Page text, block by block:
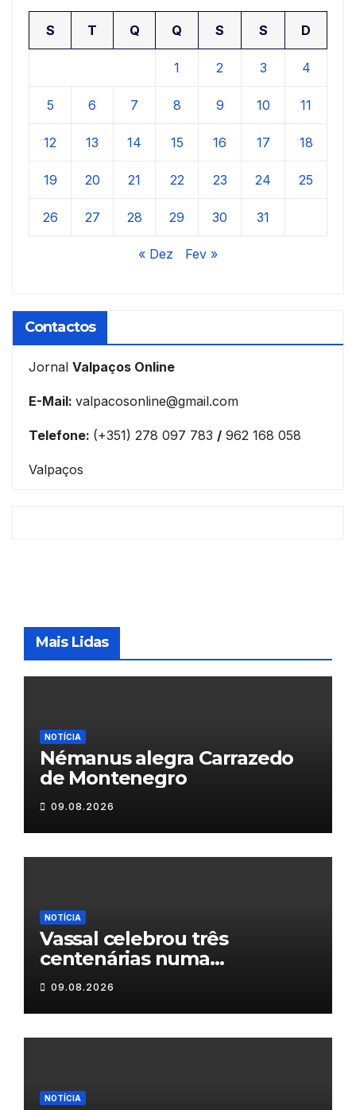
S T Q Q S S D
1 2 3 4
5 6 7 8 9 10 11
12 13 14 15 16 17 18
19 20 21 22 23 24 25
26 27 28 29 30 31
« Dez Fev »
Contactos
Jornal Valpaços Online
E-Mail: valpacosonline@gmail.com
Telefone: (+351) 278 097 783 / 962 168 058
Valpaços
Mais Lidas
NOTÍCIA
Némanus alegra Carrazedo
de Montenegro
09.08.2026
NOTÍCIA
Vassal celebrou três
centenárias numa
homenagem a um século de
histórias
09.08.2026
NOTÍCIA